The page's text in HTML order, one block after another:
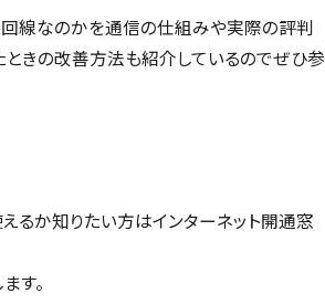
回線なのかを通信の仕組みや実際の評判
ときの改善方法も紹介しているのでぜひ参
るか知りたい方はインターネット開通窓
す。